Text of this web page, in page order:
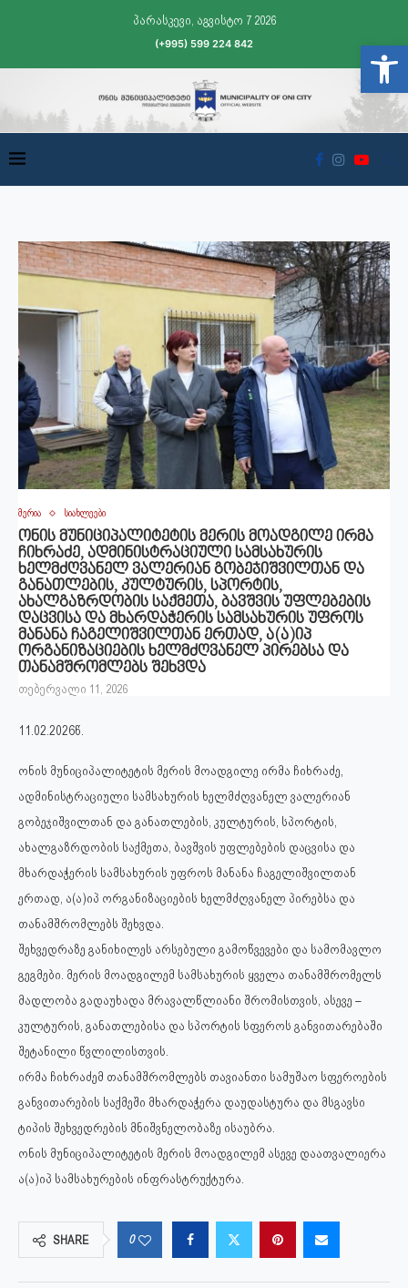
პარასკევი, აგვისტო 7 2026
(+995) 599 224 842
მერია სიახლეები
ონის მუნიციპალიტეტის მერის მოადგილე ირმა
ჩიხრაძე, ადმინისტრაციული სამსახურის
ხელმძღვანელ ვალერიან გობეჯიშვილთან და
განათლების, კულტურის, სპორტის,
ახალგაზრდობის საქმეთა, ბავშვის უფლებების
დაცვისა და მხარდაჭერის სამსახურის უფროს
მანანა ჩაგელიშვილთან ერთად, ა(ა)იპ
ორგანიზაციების ხელმძღვანელ პირებსა და
თანამშრომლებს შეხვდა
თებერვალი 11, 2026
11.02.2026წ.
ონის მუნიციპალიტეტის მერის მოადგილე ირმა ჩიხრაძე,
ადმინისტრაციული სამსახურის ხელმძღვანელ ვალერიან
გობეჯიშვილთან და განათლების, კულტურის, სპორტის,
ახალგაზრდობის საქმეთა, ბავშვის უფლებების დაცვისა და
მხარდაჭერის სამსახურის უფროს მანანა ჩაგელიშვილთან
ერთად, ა(ა)იპ ორგანიზაციების ხელმძღვანელ პირებსა და
თანამშრომლებს შეხვდა.
შეხვედრაზე განიხილეს არსებული გამოწვევები და სამომავლო
გეგმები. მერის მოადგილემ სამსახურის ყველა თანამშრომელს
მადლობა გადაუხადა მრავალწლიანი შრომისთვის, ასევე –
კულტურის, განათლებისა და სპორტის სფეროს განვითარებაში
შეტანილი წვლილისთვის.
ირმა ჩიხრაძემ თანამშრომლებს თავიანთი სამუშაო სფეროების
განვითარების საქმეში მხარდაჭერა დაუდასტურა და მსგავსი
ტიპის შეხვედრების მნიშვნელობაზე ისაუბრა.
ონის მუნიციპალიტეტის მერის მოადგილემ ასევე დაათვალიერა
ა(ა)იპ სამსახურების ინფრასტრუქტურა.
SHARE 0